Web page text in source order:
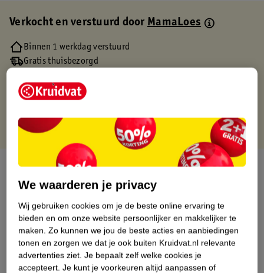
Verkocht en verstuurd doorMamaLoes
Binnen 1 werkdag verstuurd
Gratis thuisbezorgd
Gratis punten met je Kruidvat kaart
Over dit product
Productinformatie
Etiketinformatie
Nature Impact Score
We waarderen je privacy
Wij gebruiken cookies om je de beste online ervaring te
bieden en om onze website persoonlijker en makkelijker te
maken. Zo kunnen we jou de beste acties en aanbiedingen
tonen en zorgen we dat je ook buiten Kruidvat.nl relevante
advertenties ziet. Je bepaalt zelf welke cookies je
accepteert. Je kunt je voorkeuren altijd aanpassen of